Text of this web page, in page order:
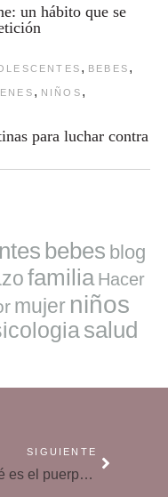
un hábito que se
, BEBES ,
, NIÑOS ,
para luchar contra
bebes blog
familia Hacer
mujer niños
salud
SIGUIENTE
¿Qué es el puerperio y qué emociones se experimentan?